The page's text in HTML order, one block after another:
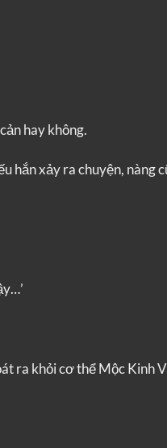
hay không.
hắn xảy ra chuyện, nàng
ra khỏi cơ thể Mộc Kinh